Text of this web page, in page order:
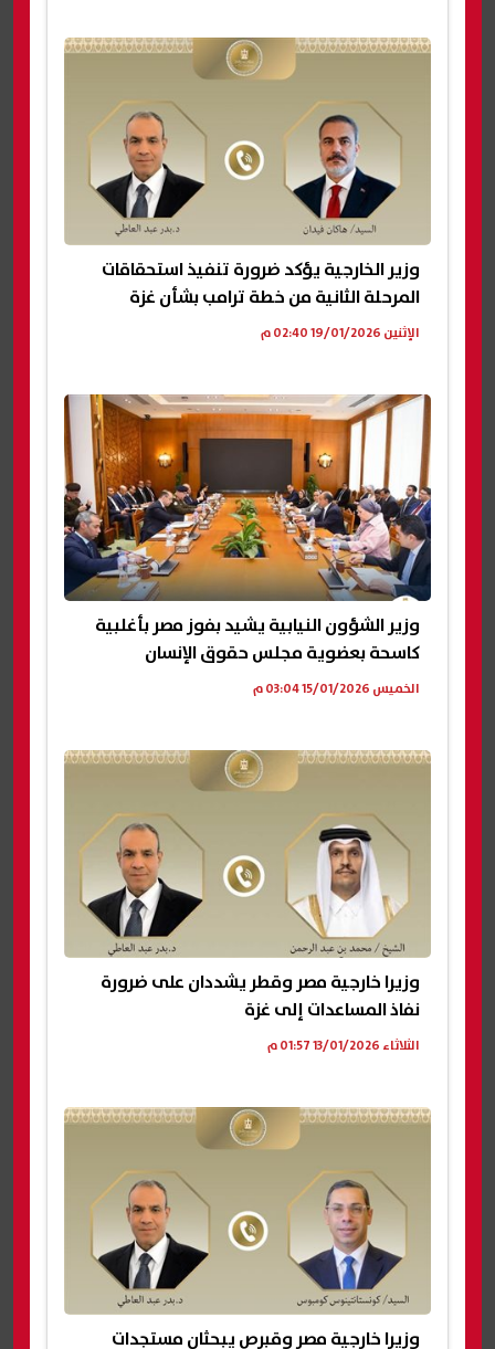
وزير الخارجية يؤكد ضرورة تنفيذ استحقاقات
المرحلة الثانية من خطة ترامب بشأن غزة
الإثنين 19/01/2026 02:40 م
وزير الشؤون النيابية يشيد بفوز مصر بأغلبية
كاسحة بعضوية مجلس حقوق الإنسان
الخميس 15/01/2026 03:04 م
وزيرا خارجية مصر وقطر يشددان على ضرورة
نفاذ المساعدات إلى غزة
الثلاثاء 13/01/2026 01:57 م
وزيرا خارجية مصر وقبرص يبحثان مستجدات